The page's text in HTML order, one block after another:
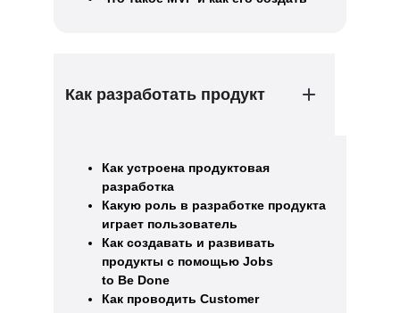
Как разработать продукт
Как устроена продуктовая
разработка
Какую роль в разработке продукта
играет пользователь
Как создавать и развивать
продукты с помощью Jobs
to Be Done
Как проводить Customer